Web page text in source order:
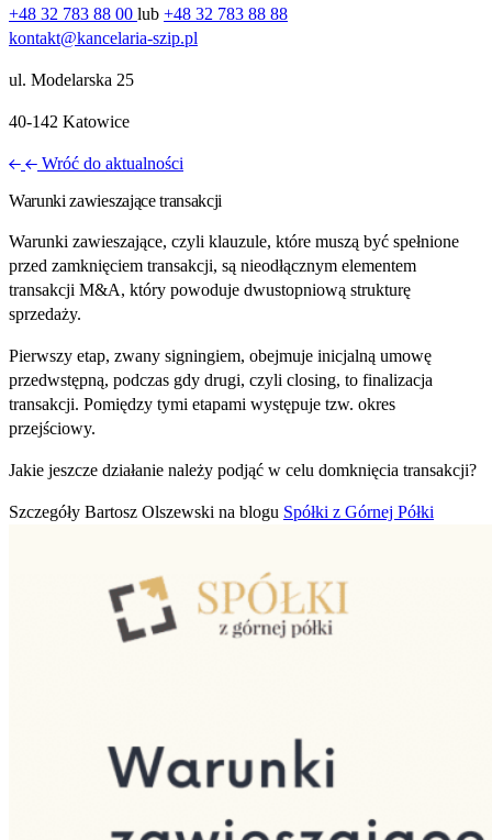
+48 32 783 88 00 lub +48 32 783 88 88
kontakt@kancelaria-szip.pl
ul. Modelarska 25
40‑142 Katowice
Wróć do aktualności
Warunki zawieszające transakcji
Warunki zawieszające, czyli klauzule, które muszą być spełnione
przed zamknięciem transakcji, są nieodłącznym elementem
transakcji M&A, który powoduje dwustopniową strukturę
sprzedaży.
Pierwszy etap, zwany signingiem, obejmuje inicjalną umowę
przedwstępną, podczas gdy drugi, czyli closing, to finalizacja
transakcji. Pomiędzy tymi etapami występuje tzw. okres
przejściowy.
Jakie jeszcze działanie należy podjąć w celu domknięcia transakcji?
Szczegóły Bartosz Olszewski na blogu Spółki z Górnej Półki